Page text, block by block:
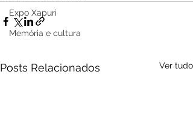
Expo Xapuri
Memória e cultura
Posts Relacionados Ver tudo